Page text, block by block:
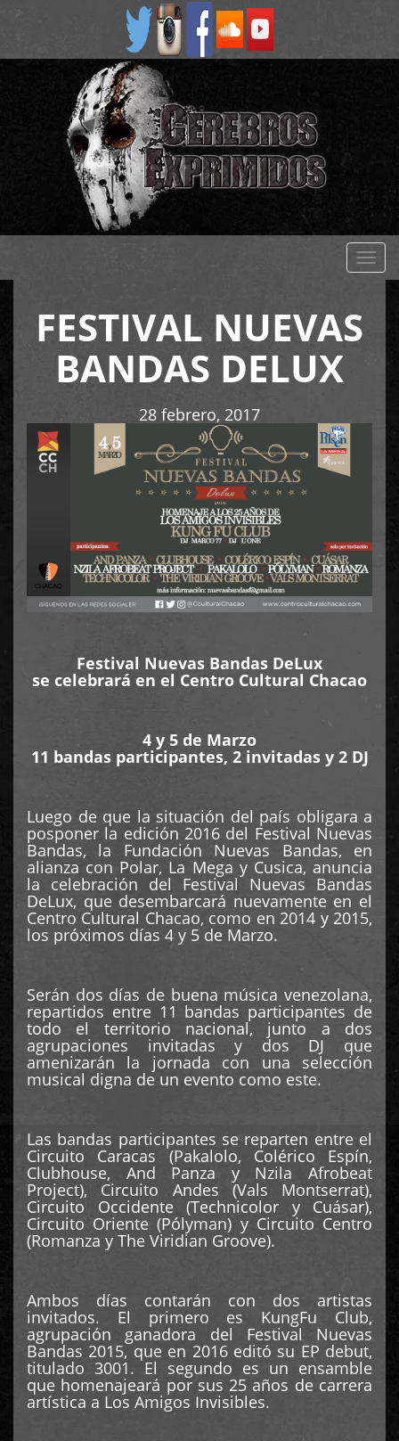
FESTIVAL NUEVAS
BANDAS DELUX
28 febrero, 2017
Festival Nuevas Bandas DeLux
se celebrará en el Centro Cultural Chacao
4 y 5 de Marzo
11 bandas participantes, 2 invitadas y 2 DJ
Luego de que la situación del país obligara a
posponer la edición 2016 del Festival Nuevas
Bandas, la Fundación Nuevas Bandas, en
alianza con Polar, La Mega y Cusica, anuncia
la celebración del Festival Nuevas Bandas
DeLux, que desembarcará nuevamente en el
Centro Cultural Chacao, como en 2014 y 2015,
los próximos días 4 y 5 de Marzo.
Serán dos días de buena música venezolana,
repartidos entre 11 bandas participantes de
todo el territorio nacional, junto a dos
agrupaciones invitadas y dos DJ que
amenizarán la jornada con una selección
musical digna de un evento como este.
Las bandas participantes se reparten entre el
Circuito Caracas (Pakalolo, Colérico Espín,
Clubhouse, And Panza y Nzila Afrobeat
Project), Circuito Andes (Vals Montserrat),
Circuito Occidente (Technicolor y Cuásar),
Circuito Oriente (Pólyman) y Circuito Centro
(Romanza y The Viridian Groove).
Ambos días contarán con dos artistas
invitados. El primero es KungFu Club,
agrupación ganadora del Festival Nuevas
Bandas 2015, que en 2016 editó su EP debut,
titulado 3001. El segundo es un ensamble
que homenajeará por sus 25 años de carrera
artística a Los Amigos Invisibles.